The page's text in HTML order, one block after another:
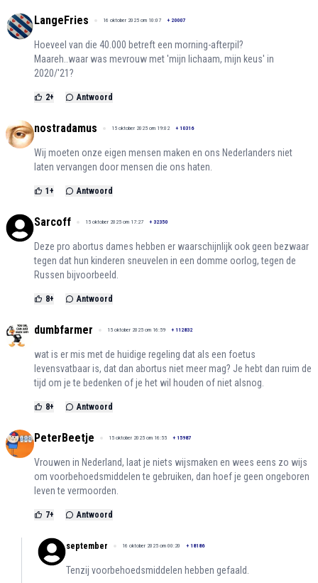
LangeFries 16 oktober 2025 om 10:07 + 20007
Hoeveel van die 40.000 betreft een morning-afterpil?
Maareh..waar was mevrouw met 'mijn lichaam, mijn keus' in
2020/'21?
2+ Antwoord
nostradamus 15 oktober 2025 om 19:02 + 10316
Wij moeten onze eigen mensen maken en ons Nederlanders niet
laten vervangen door mensen die ons haten.
1 + Antwoord
Sarcoff 15 oktober 2025 om 17:27 + 32350
Deze pro abortus dames hebben er waarschijnlijk ook geen bezwaar
tegen dat hun kinderen sneuvelen in een domme oorlog, tegen de
Russen bijvoorbeeld.
8+ Antwoord
dumbfarmer 15 oktober 2025 om 16:59 + 112832
wat is er mis met de huidige regeling dat als een foetus
levensvatbaar is, dat dan abortus niet meer mag? Je hebt dan ruim de
tijd om je te bedenken of je het wil houden of niet alsnog.
8+ Antwoord
PeterBeetje 15 oktober 2025 om 16:55 + 15987
Vrouwen in Nederland, laat je niets wijsmaken en wees eens zo wijs
om voorbehoedsmiddelen te gebruiken, dan hoef je geen ongeboren
leven te vermoorden.
7+ Antwoord
september 16 oktober 2025 om 00:20 + 18186
Tenzij voorbehoedsmiddelen hebben gefaald.